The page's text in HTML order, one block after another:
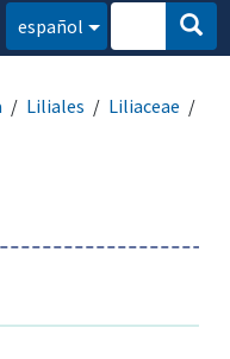
español
Liliales
Liliaceae